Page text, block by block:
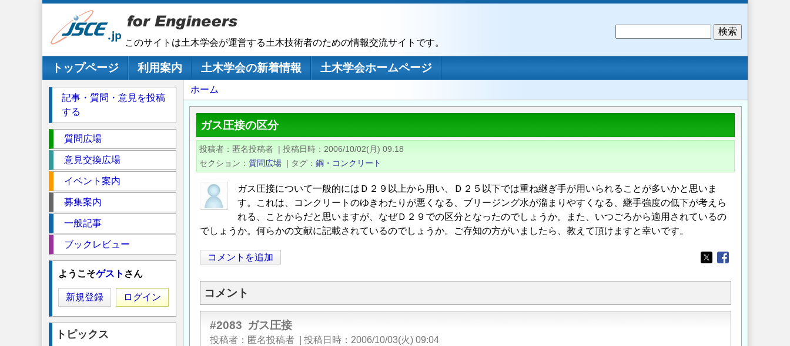
このサイトは土木学会が運営する土木技術者のための情報交流サイトです。
メインナビゲーション
トップページ 利用案内 土木学会の新着情報
土木学会ホームページ
パ
ン
ず
ホーム
ガス圧接の区分
投稿者 匿名投稿者 | 投稿日時
2006/10/02(月) 09:18
セクション
質問広場 | タグ 鋼・コンクリート
ガス圧接について一般的にはＤ２９以上から用い、Ｄ２５以下では重ね継ぎ手が用いられることが多いかと思いま
す。これは、コンクリートのゆきわたりが悪くなる、ブリージング水が溜まりやすくなる、継手強度の低下が考えら
れる、ことからだと思いますが、なぜＤ２９での区分となったのでしょうか。また、いつごろから適用されているの
でしょうか。何らかの文献に記載されているのでしょうか。ご存知の方がいましたら、教えて頂けますと幸いです。
コメントを追加
Opens in a new
Opens in a new
コメント
#2083 ガス圧接
投稿者 匿名投稿者 投稿日時 2006/10/03(火) 09:04
記事・質問・意見を投稿
する
ク
シ
質問広場
意見交換広場
イベント案内
募集案内
一般記事
ブックレビュー
ようこそゲスト さん
新規登録 ログイン
トピックス